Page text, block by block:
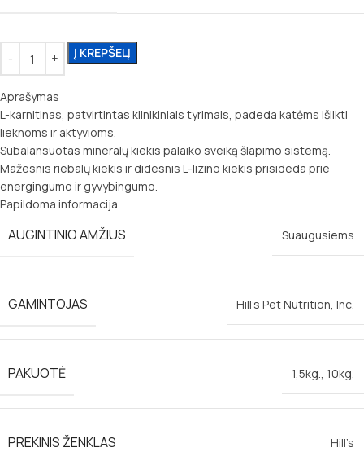
Į KREPŠELĮ
Aprašymas
L-karnitinas, patvirtintas klinikiniais tyrimais, padeda katėms išlikti
lieknoms ir aktyvioms.
Subalansuotas mineralų kiekis palaiko sveiką šlapimo sistemą.
Mažesnis riebalų kiekis ir didesnis L-lizino kiekis prisideda prie
energingumo ir gyvybingumo.
Papildoma informacija
AUGINTINIO AMŽIUS Suaugusiems
GAMINTOJAS Hill’s Pet Nutrition, Inc.
PAKUOTĖ 1,5kg., 10kg.
PREKINIS ŽENKLAS Hill’s